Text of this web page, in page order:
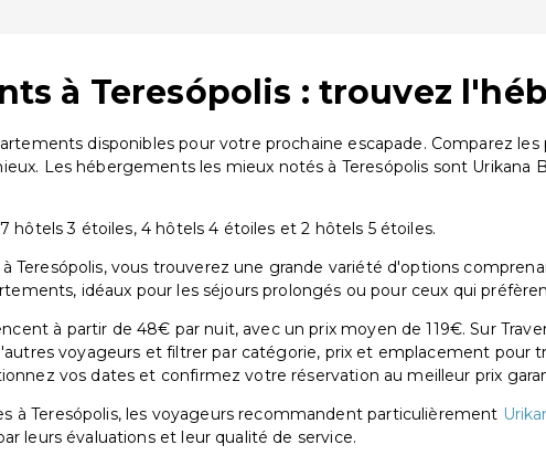
à Teresópolis : trouvez
disponibles pour votre prochaine escapade. Comparez
Les hébergements les mieux notés à Teresópolis sont
hôtels 3 étoiles, 4 hôtels 4 étoiles et 2 hôtels 5 étoiles.
Teresópolis, vous trouverez une grande variété d'options
idéaux pour les séjours prolongés ou pour ceux qui
à partir de 48€ par nuit, avec un prix moyen de 119€. Sur
voyageurs et filtrer par catégorie, prix et emplacement pour
vos dates et confirmez votre réservation au meilleur prix
à Teresópolis, les voyageurs recommandent particulièrement
leurs évaluations et leur qualité de service.